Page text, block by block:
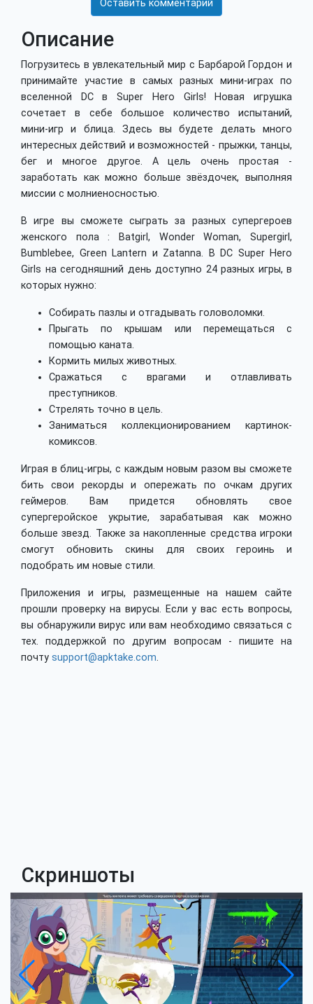
Оставить комментарий
Описание
Погрузитесь в увлекательный мир с Барбарой Гордон и
принимайте участие в самых разных мини-играх по
вселенной DC в Super Hero Girls! Новая игрушка
сочетает в себе большое количество испытаний,
мини-игр и блица. Здесь вы будете делать много
интересных действий и возможностей - прыжки, танцы,
бег и многое другое. А цель очень простая -
заработать как можно больше звёздочек, выполняя
миссии с молниеносностью.
В игре вы сможете сыграть за разных супергероев
женского пола : Batgirl, Wonder Woman, Supergirl,
Bumblebee, Green Lantern и Zatanna. В DC Super Hero
Girls на сегодняшний день доступно 24 разных игры, в
которых нужно:
Собирать пазлы и отгадывать головоломки.
Прыгать по крышам или перемещаться с
помощью каната.
Кормить милых животных.
Сражаться с врагами и отлавливать
преступников.
Стрелять точно в цель.
Заниматься коллекционированием картинок-
комиксов.
Играя в блиц-игры, с каждым новым разом вы сможете
бить свои рекорды и опережать по очкам других
геймеров. Вам придется обновлять свое
супергеройское укрытие, зарабатывая как можно
больше звезд. Также за накопленные средства игроки
смогут обновить скины для своих героинь и
подобрать им новые стили.
Приложения и игры, размещенные на нашем сайте
прошли проверку на вирусы. Если у вас есть вопросы,
вы обнаружили вирус или вам необходимо связаться с
тех. поддержкой по другим вопросам - пишите на
почту support@apktake.com.
Скриншоты